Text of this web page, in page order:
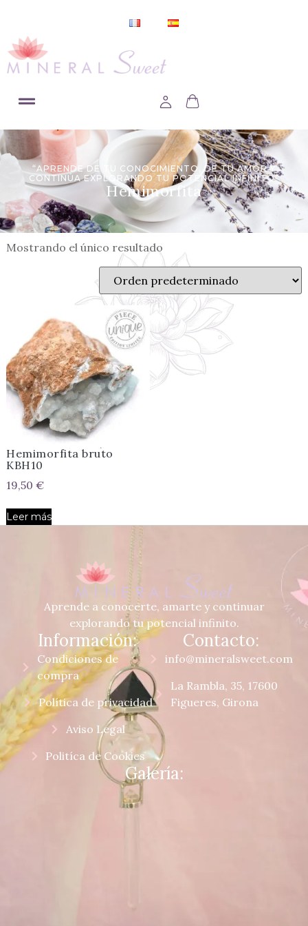
“APRENDE DE TU CONOCIMIENTO, DE TU AMOR Y
CONTINÚA EXPLORANDO TU POTENCIAL INFINITO”
Hemimorfita
Mostrando el único resultado
Hemimorfita bruto
KBH10
19,50 €
Leer más
Aprende a conocerte, amarte y continuar
explorando tu potencial infinito.
Información:
Condiciones de
compra
Política de privacidad
Aviso Legal
Politíca de Cookies
Contacto:
info@mineralsweet.com
La Rambla, 35, 17600
Figueres, Girona
Galería: